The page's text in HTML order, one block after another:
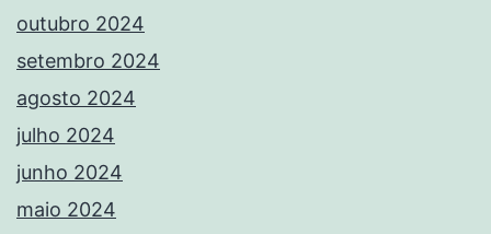
outubro 2024
setembro 2024
agosto 2024
julho 2024
junho 2024
maio 2024